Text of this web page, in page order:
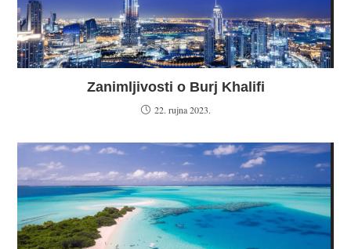
Zanimljivosti o Burj Khalifi
22. rujna 2023.